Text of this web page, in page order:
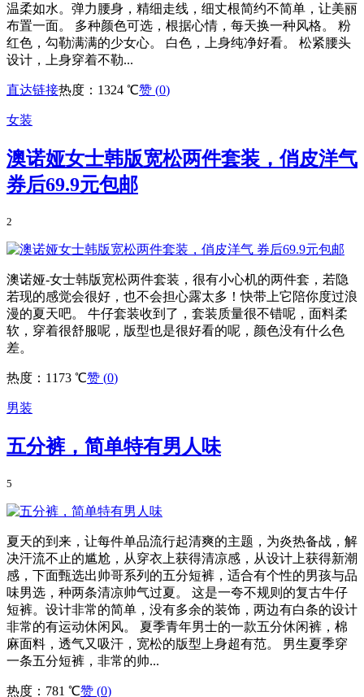
温柔如水。弹力腰身，精细走线，细丈根简约不简单，让美丽
布置一面。 多种颜色可选，根据心情，每天换一种风格。 粉
红色，勾勒满满的少女心。 白色，上身纯净好看。 松紧腰头
设计，上身穿着不勒...
直达链接热度：1324 ℃赞 (0)
女装
澳诺娅女士韩版宽松两件套装，俏皮洋气
券后69.9元包邮
2
澳诺娅-女士韩版宽松两件套装，很有小心机的两件套，若隐
若现的感觉会很好，也不会担心露太多！快带上它陪你度过浪
漫的夏天吧。 牛仔套装收到了，套装质量很不错呢，面料柔
软，穿着很舒服呢，版型也是很好看的呢，颜色没有什么色
差。
热度：1173 ℃赞 (0)
男装
五分裤，简单特有男人味
5
夏天的到来，让每件单品流行起清爽的主题，为炎热备战，解
决汗流不止的尴尬，从穿衣上获得清凉感，从设计上获得新潮
感，下面甄选出帅哥系列的五分短裤，适合有个性的男孩与品
味男选，种两条清凉帅气过夏。 这是一夸不规则的复古牛仔
短裤。设计非常的简单，没有多余的装饰，两边有白条的设计
非常的有运动休闲风。 夏季青年男士的一款五分休闲裤，棉
麻面料，透气又吸汗，宽松的版型上身超有范。 男生夏季穿
一条五分短裤，非常的帅...
热度：781 ℃赞 (0)